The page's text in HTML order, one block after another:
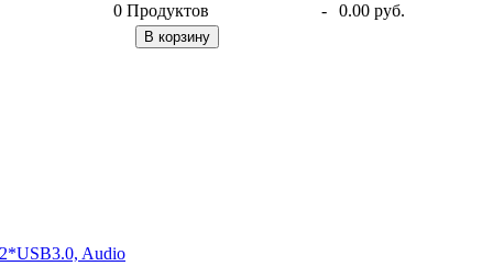
0 Продуктов - 0.00 руб.
В корзину
Audio